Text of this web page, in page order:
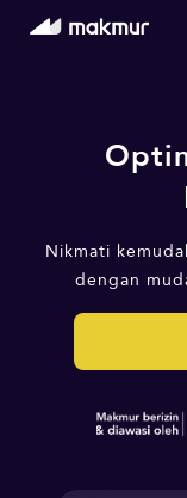
Nikmati
dengan